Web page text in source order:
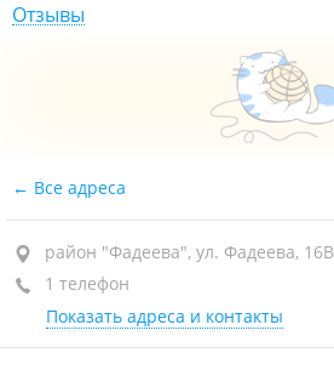
Отзывы
Все адреса
район "Фадеева", ул. Фадеева, 16В
1 телефон
Показать адреса и контакты